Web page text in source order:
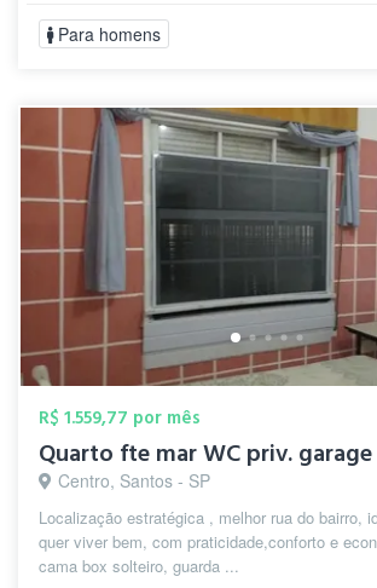
Para homens
R$ 1.559,77 por mês
Quarto fte mar WC priv.
Centro, Santos - SP
Localização estratégica , melhor rua do bairro,
quer viver bem, com praticidade,conforto e
cama box solteiro, guarda ...